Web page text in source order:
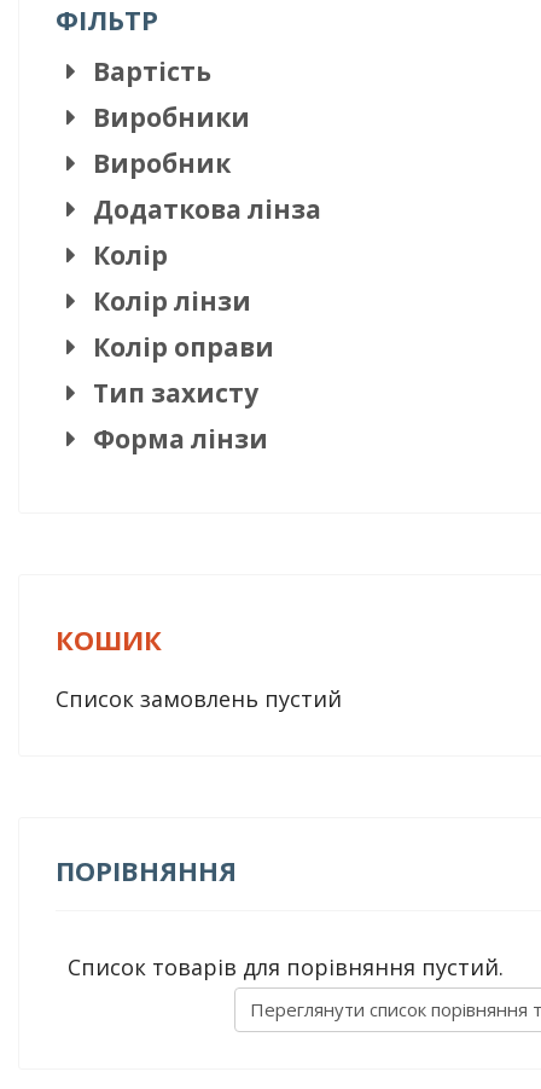
ФІЛЬТР
Вартість
Виробники
Виробник
Додаткова лінза
Колір
Колір лінзи
Колір оправи
Тип захисту
Форма лінзи
КОШИК
Список замовлень пустий
ПОРІВНЯННЯ
Список товарів для порівняння пустий.
Переглянути список порівняння